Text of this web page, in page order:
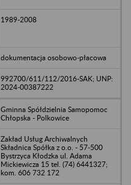
1989-2008
dokumentacja osobowo-płacowa
992700/611/112/2016-SAK; UNP:
2024-00387222
Gminna Spółdzielnia Samopomoc
Chłopska - Polkowice
Zakład Usług Archiwalnych
Składnica Spółka z o.o. - 57-500
Bystrzyca Kłodzka ul. Adama
Mickiewicza 15 tel. (74) 6441327;
kom. 606 732 172